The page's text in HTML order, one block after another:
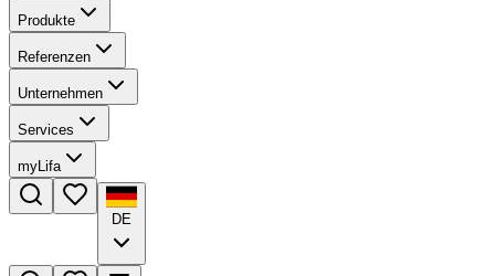
Produkte
Referenzen
Unternehmen
Services
myLifa
DE